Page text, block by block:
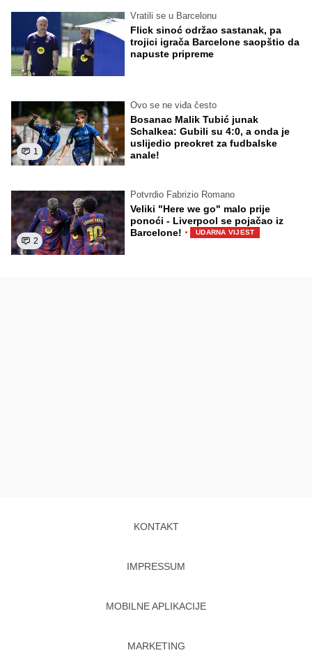
Vratili se u Barcelonu
Flick sinoć održao sastanak, pa
trojici igrača Barcelone saopštio da
napuste pripreme
1
Ovo se ne viđa često
Bosanac Malik Tubić junak
Schalkea: Gubili su 4:0, a onda je
uslijedio preokret za fudbalske
anale!
2
Potvrdio Fabrizio Romano
Veliki "Here we go" malo prije
ponoći - Liverpool se pojačao iz
Barcelone! · UDARNA VIJEST
KONTAKT
IMPRESSUM
MOBILNE APLIKACIJE
MARKETING